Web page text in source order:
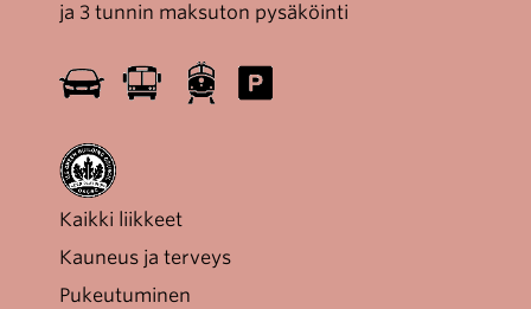
ja 3 tunnin maksuton pysäköinti
Kaikki liikkeet
Kauneus ja terveys
Pukeutuminen